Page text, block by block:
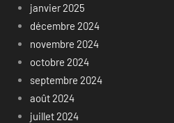
janvier 2025
décembre 2024
novembre 2024
octobre 2024
septembre 2024
août 2024
juillet 2024